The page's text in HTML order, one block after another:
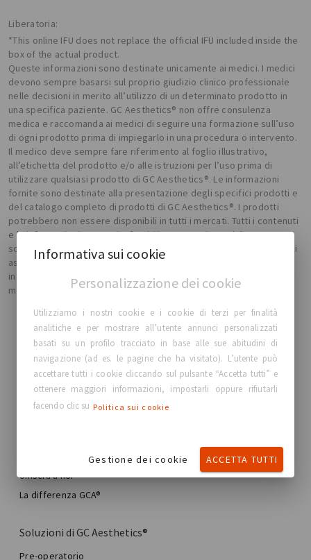
Liberatoria:
*This online IFU does not replace the official IFU included inside the
box of the actual product.
Queste informazioni sono destinate unicamente ai medici. I medici
devono sempre basarsi sul proprio giudizio clinico professionale
nelle decisioni in merito all’utilizzo di un determinato prodotto in
una specifica paziente. GC Aesthetics® non offre consulenza
medica e raccomanda ai medici di seguire una formazione sull’uso
di ogni prodotto prima di impiegarlo in una procedura o intervento.
Il medico deve sempre fare riferimento al foglio illustrativo,
all’etichetta del prodotto e/o alle istruzioni per l’uso prima di
utilizzare qualsiasi prodotto di GC Aesthetics®. Le informazioni
fornite sono destinate alla presentazione degli specifici prodotti e
del catalogo completo di prodotti di GC Aesthetics®. I prodotti
potrebbero non essere disponibili in tutti i mercati. Tutti i contenuti
e le informazioni presenti o forniti in questo sito web hanno uno
scopo unicamente di informazione generale. GC Aesthetics® non si
assume alcuna responsabilità in merito alla veridicità delle
informazioni ivi contenute e tali informazioni sono soggette a
modifica senza obbligo di preavviso.
Informazioni su GC Aesthetics®
Informazioni su GC Aesthetics®
Unisciti a noi
La differenza GCA®
Soluzioni di GC Aesthetics®
Pre-operatorio
Informativa sui cookie
Personalizzazione dei cookie
Utilizziamo i nostri cookie e i cookie di terzi per finalità
analitiche e per mostrare all’utente annunci personalizzati
basati su un profilo tracciato in base alle sue abitudini di
navigazione (ad es. le pagine che ha visitato). L’utente può
accettare tutti i cookie cliccando sul pulsante “Accetta tutti” e
ottenere maggiori informazioni, impostarli oppure rifiutarli
facendo clic su Politica sui cookie
Gestione dei cookie ACCETTA TUTTI